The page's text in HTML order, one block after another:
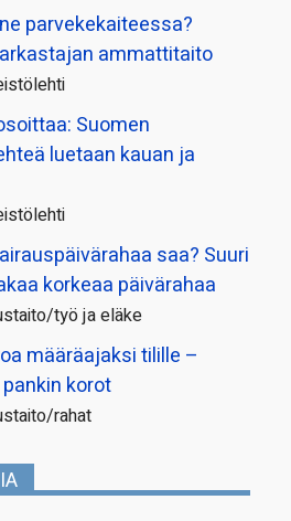
parvekekaiteessa?
ammattitaito
Suomen
luetaan kauan ja
saa? Suuri
korkeaa päivärahaa
työ ja eläke
määräajaksi tilille –
korot
rahat